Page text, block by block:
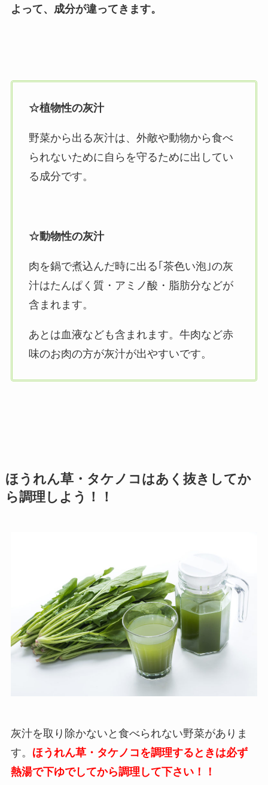
よって、成分が違ってきます。
☆植物性の灰汁
野菜から出る灰汁は、外敵や動物から食べ
られないために自らを守るために出してい
る成分です。
☆動物性の灰汁
肉を鍋で煮込んだ時に出る｢茶色い泡｣の灰
汁はたんぱく質・アミノ酸・脂肪分などが
含まれます。
あとは血液なども含まれます。牛肉など赤
味のお肉の方が灰汁が出やすいです。
ほうれん草・タケノコはあく抜きしてか
ら調理しよう！！
灰汁を取り除かないと食べられない野菜がありま
す。 ほうれん草・タケノコを調理するときは必ず
熱湯で下ゆでしてから調理して下さい！！